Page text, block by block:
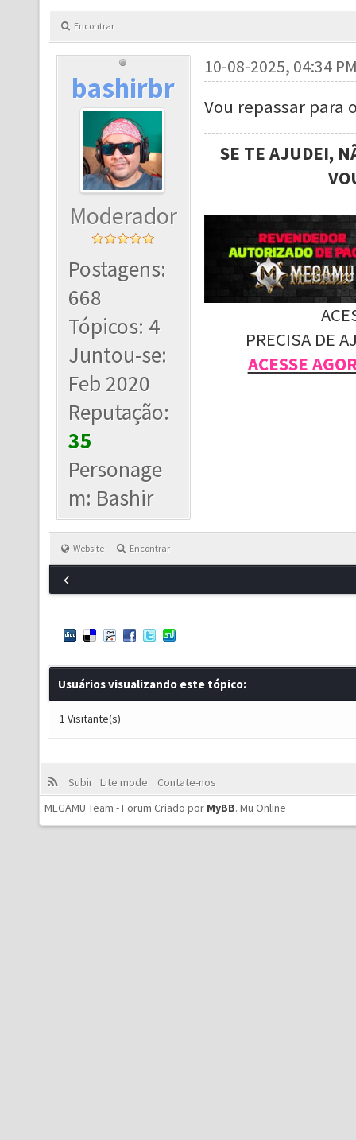
Encontrar
bashirbr
Moderador
Postagens:
668
Tópicos: 4
Juntou-se:
Feb 2020
Reputação:
35
Personage
m: Bashir
10-08-2025, 04:34
Vou repassar para
SE TE AJUDEI,
PRECISA DE
ACESSE
Website Encontrar
Usuários visualizando este tópico:
1 Visitante(s)
Subir Lite mode
Contate-nos
MEGAMU Team - Forum Criado por MyBB. Mu Online